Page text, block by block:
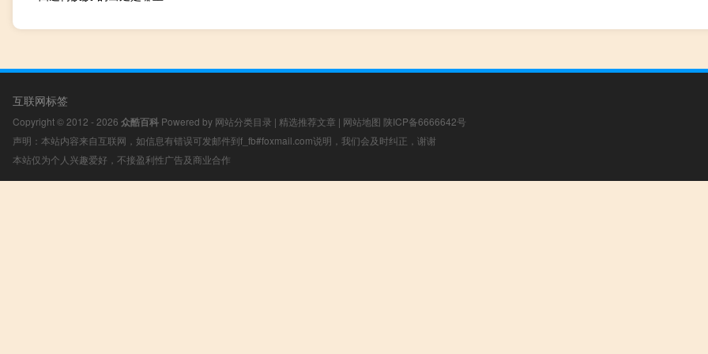
互联网标签
Copyright © 2012 - 2026 众酷百科 Powered by 网站分类目录 | 精选推荐文章 | 网站地图 陕ICP备6666642号
声明：本站内容来自互联网，如信息有错误可发邮件到f_fb#foxmail.com说明，我们会及时纠正，谢谢
本站仅为个人兴趣爱好，不接盈利性广告及商业合作